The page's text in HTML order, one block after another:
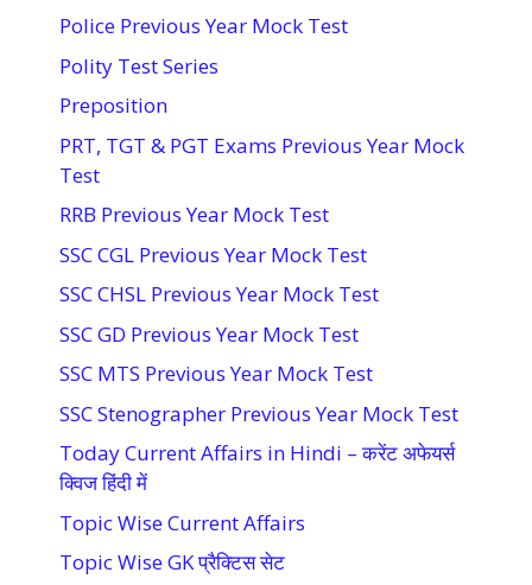
Police Previous Year Mock Test
Polity Test Series
Preposition
PRT, TGT & PGT Exams Previous Year Mock
Test
RRB Previous Year Mock Test
SSC CGL Previous Year Mock Test
SSC CHSL Previous Year Mock Test
SSC GD Previous Year Mock Test
SSC MTS Previous Year Mock Test
SSC Stenographer Previous Year Mock Test
Today Current Affairs in Hindi – करेंट अफेयर्स
क्विज हिंदी में
Topic Wise Current Affairs
Topic Wise GK प्रैक्टिस सेट